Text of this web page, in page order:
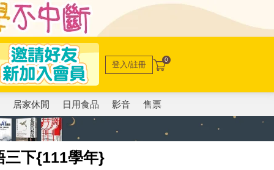
登入/註冊 0
居家休閒 日用食品 影音 售票
三下{111學年}